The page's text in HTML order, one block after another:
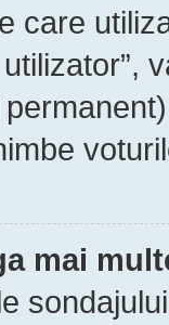
care
mai